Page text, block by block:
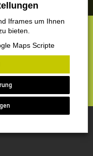
Iframes um Ihnen
bieten.
Maps Scripte
Reha Sonderbau
reha.de